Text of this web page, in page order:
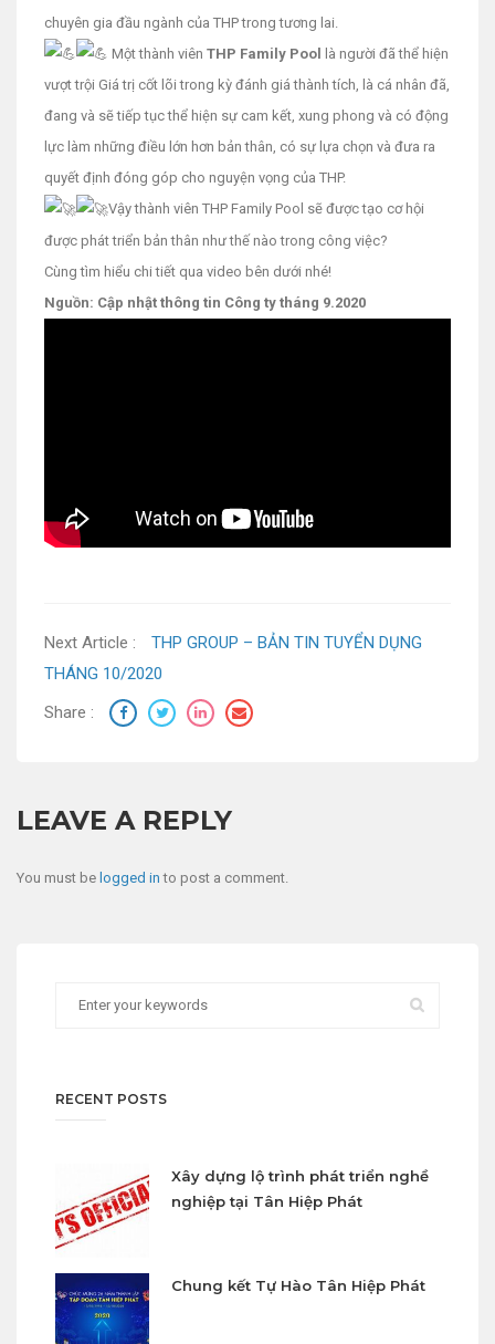
chuyên gia đầu ngành của THP trong tương lai.
Một thành viên THP Family Pool là người đã thể hiện
vượt trội Giá trị cốt lõi trong kỳ đánh giá thành tích, là cá nhân đã,
đang và sẽ tiếp tục thể hiện sự cam kết, xung phong và có động
lực làm những điều lớn hơn bản thân, có sự lựa chọn và đưa ra
quyết định đóng góp cho nguyện vọng của THP.
Vậy thành viên THP Family Pool sẽ được tạo cơ hội
được phát triển bản thân như thế nào trong công việc?
Cùng tìm hiểu chi tiết qua video bên dưới nhé!
Nguồn: Cập nhật thông tin Công ty tháng 9.2020
Next Article :
THP GROUP – BẢN TIN TUYỂN DỤNG
THÁNG 10/2020
Share :
LEAVE A REPLY
You must be logged in to post a comment.
RECENT POSTS
Xây dựng lộ trình phát triển nghề
nghiệp tại Tân Hiệp Phát
Chung kết Tự Hào Tân Hiệp Phát